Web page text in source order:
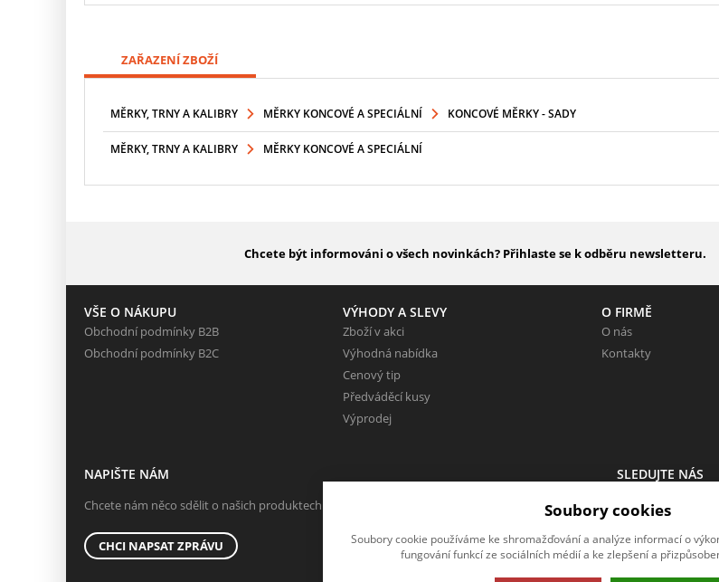
ZAŘAZENÍ ZBOŽÍ
MĚRKY, TRNY A KALIBRY MĚRKY KONCOVÉ A SPECIÁLNÍ KONCOVÉ MĚRKY - SADY
MĚRKY, TRNY A KALIBRY MĚRKY KONCOVÉ A SPECIÁLNÍ
Chcete být informováni o všech novinkách? Přihlaste se k odběru newsletteru.
VŠE O NÁKUPU
Obchodní podmínky B2B
Obchodní podmínky B2C
VÝHODY A SLEVY
Zboží v akci
Výhodná nabídka
Cenový tip
Předváděcí kusy
Výprodej
O FIRMĚ
O nás
Kontakty
NAPIŠTE NÁM
Chcete nám něco sdělit o našich produktech nebo e-shopu? Neváhejte napsat.
CHCI NAPSAT ZPRÁVU
SLEDUJTE NÁS
Sledujte nás na
Soubory cookies
Soubory cookie používáme ke shromažďování a analýze informací o
fungování funkcí ze sociálních médií a ke zlepšení a